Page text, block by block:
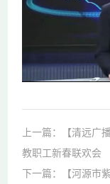
上一篇：【清远广
教职工新春联欢会
下一篇：【河源市